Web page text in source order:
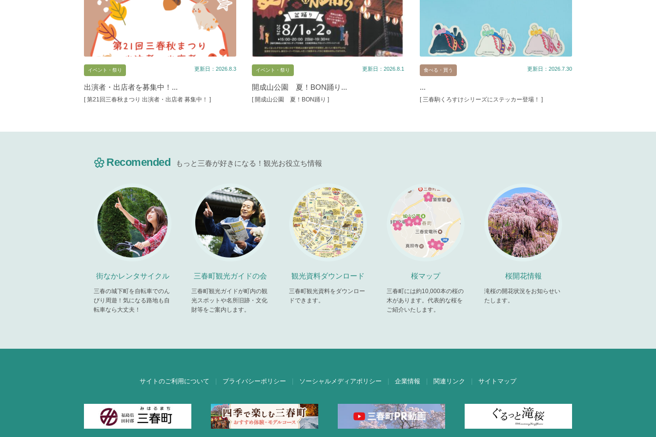
イベント・祭り
出演者・出店者を募集中！...
[ 第21回三春秋まつり 出演者・出店者 募集中！ ]
更新日：2026.8.3 イベント・祭り
開成山公園 夏！BON踊り...
[ 開成山公園 夏！BON踊り ]
更新日：2026.8.1 食べる・買う
...
[ 三春駒くろすけシリーズにステッカー登場！ ]
更新日：2026.7.30
Recomended もっと三春が好きになる！観光お役立ち情報
街なかレンタサイクル
三春の城下町を自転車でのん
びり周遊！気になる路地も自
転車なら大丈夫！
三春町観光ガイドの会
三春町観光ガイドが町内の観
光スポットや名所旧跡・文化
財等をご案内します。
観光資料ダウンロード
三春町観光資料をダウンロー
ドできます。
桜マップ
三春町には約10,000本の桜の
木があります。代表的な桜を
ご紹介いたします。
桜開花情報
滝桜の開花状況をお知らせい
たします。
サイトのご利用について プライバシーポリシー ソーシャルメディアポリシー 企業情報 関連リンク サイトマップ